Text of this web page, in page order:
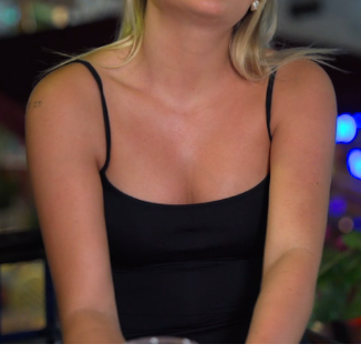
Loaded
41.13%